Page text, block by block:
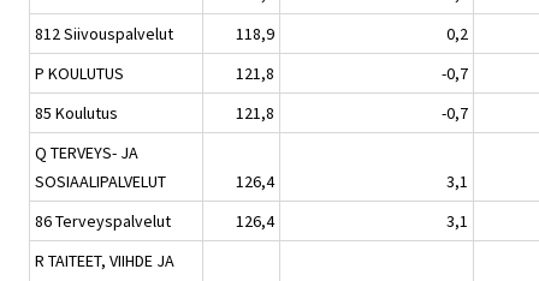
812 Siivouspalvelut
118,9
0,2
P KOULUTUS
121,8
-0,7
85 Koulutus
121,8
-0,7
Q TERVEYS- JA
SOSIAALIPALVELUT
126,4
3,1
86 Terveyspalvelut
126,4
3,1
R TAITEET, VIIHDE JA